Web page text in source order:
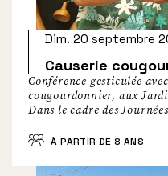
Causerie
Dim. 20 septembre
Conférence gesticulée
cougourdonnier, aux
Dans le cadre des
À PARTIR DE 8 ANS